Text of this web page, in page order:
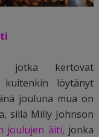
jotka kertovat
kuitenkin löytänyt
jouluna mua on
sillä Milly Johnson
joulujen äiti, jonka